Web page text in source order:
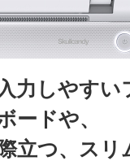
力しやすい
ードや、
立つ、スリ